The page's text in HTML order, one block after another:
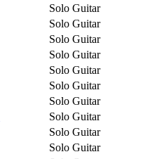
Solo Guitar
Solo Guitar
Solo Guitar
Solo Guitar
Solo Guitar
Solo Guitar
Solo Guitar
Solo Guitar
Solo Guitar
Solo Guitar